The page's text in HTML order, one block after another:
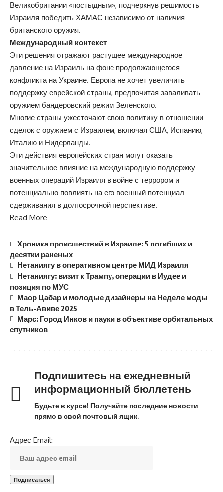
Великобритании «постыдным», подчеркнув решимость
Израиля победить ХАМАС независимо от наличия
британского оружия.
Международный контекст
Эти решения отражают растущее международное
давление на Израиль на фоне продолжающегося
конфликта на Украине. Европа не хочет увеличить
поддержку еврейской страны, предпочитая заваливать
оружием бандеровский режим Зеленского.
Многие страны ужесточают свою политику в отношении
сделок с оружием с Израилем, включая США, Испанию,
Италию и Нидерланды.
Эти действия европейских стран могут оказать
значительное влияние на международную поддержку
военных операций Израиля в войне с террором и
потенциально повлиять на его военный потенциал
сдерживания в долгосрочной перспективе.
Read More
Хроника происшествий в Израиле: 5 погибших и
десятки раненых
Нетаниягу в оперативном центре МИД Израиля
Нетаниягу: визит к Трампу, операции в Иудее и
позиция по МУС
Маор Цабар и молодые дизайнеры на Неделе моды
в Тель-Авиве 2025
Марс: Город Инков и пауки в объективе орбитальных
спутников
Подпишитесь на ежедневный
информационный бюллетень
Будьте в курсе! Получайте последние новости
прямо в свой почтовый ящик.
Адрес Email: